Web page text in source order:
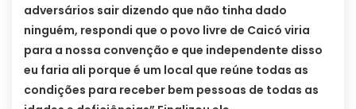
adversários sair dizendo que não tinha dado
ninguém, respondi que o povo livre de Caicó viria
para a nossa convenção e que independente disso
eu faria ali porque é um local que reúne todas as
condições para receber bem pessoas de todas as